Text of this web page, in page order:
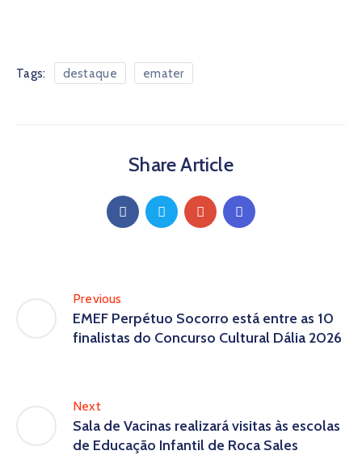
Tags: destaque emater
Share Article
Previous
EMEF Perpétuo Socorro está entre as 10
finalistas do Concurso Cultural Dália 2026
Next
Sala de Vacinas realizará visitas às escolas
de Educação Infantil de Roca Sales